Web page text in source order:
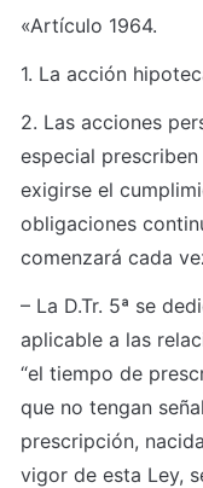
«Artículo 1964.
1. La acción
2. Las acciones
especial
exigirse el
obligaciones
comenzará cada
– La D.Tr. 5ª se
aplicable a las
“el tiempo de
que no tengan
prescripción,
vigor de esta Ley,